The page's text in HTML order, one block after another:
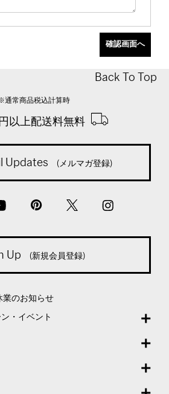
Back To Top
通常商品税込計算時
以上配送料無料
Updates (メルマガ登録)
Up (新規会員登録)
業のお知らせ
・イベント